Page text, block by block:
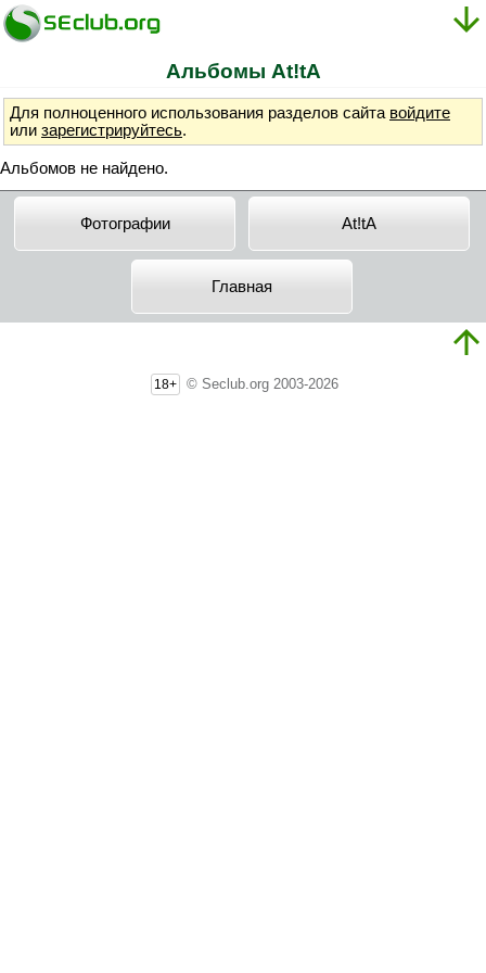
Альбомы At!tA
Для полноценного использования разделов сайта войдите
или зарегистрируйтесь.
Альбомов не найдено.
Фотографии At!tA
Главная
18+ © Seclub.org 2003-2026